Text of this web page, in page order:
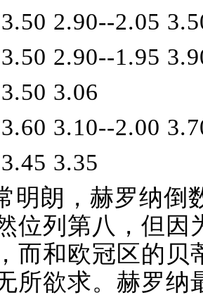
2.90--2.05
2.90--1.95
3.06
3.10--2.00
3.35
明朗，赫罗纳倒
位列第八，但因
而和欧冠区的贝
所欲求。赫罗纳